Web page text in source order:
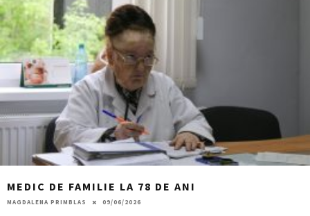
MEDIC DE FAMILIE LA 78 DE ANI
MAGDALENA PRIMBLAS 09/06/2026